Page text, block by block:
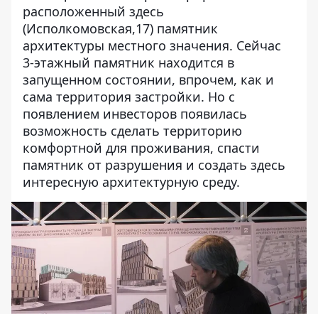
расположенный здесь
(Исполкомовская,17) памятник
архитектуры местного значения. Сейчас
3-этажный памятник находится в
запущенном состоянии, впрочем, как и
сама территория застройки. Но с
появлением инвесторов появилась
возможность сделать территорию
комфортной для проживания, спасти
памятник от разрушения и создать здесь
интересную архитектурную среду.